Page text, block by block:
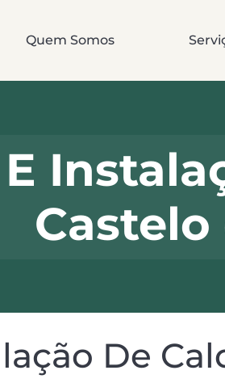
Quem Somos
Castelo
De